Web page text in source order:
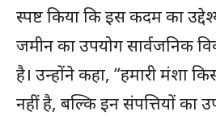
स्पष्ट किया कि इस कदम का
जमीन का उपयोग सार्वजनिक
है। उन्होंने कहा, “हमारी मंशा
नहीं है, बल्कि इन संपत्तियों का